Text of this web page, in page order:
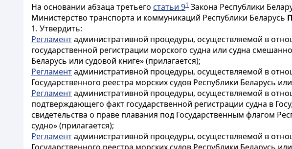
На основании абзаца третьего статьи 91 Закона Республики
Министерство транспорта и коммуникаций Республики Беларусь
1. Утвердить:
Регламентадминистративной процедуры, осуществляемой в
государственной регистрации морского судна или судна
Беларусь или судовой книге» (прилагается);
Регламентадминистративной процедуры, осуществляемой в
Государственного реестра морских судов Республики Беларусь
Регламентадминистративной процедуры, осуществляемой в
подтверждающего факт государственной регистрации судна в
свидетельства о праве плавания под Государственным флагом
судно» (прилагается);
Регламентадминистративной процедуры, осуществляемой в